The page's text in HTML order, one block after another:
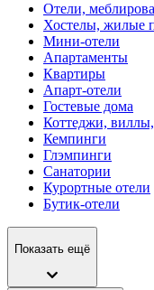
Отели,
Хостелы, жилые
Мини-отели
Апартаменты
Квартиры
Апарт-отели
Гостевые дома
Коттеджи,
Кемпинги
Глэмпинги
Санатории
Курортные отели
Бутик-отели
Показать ещё